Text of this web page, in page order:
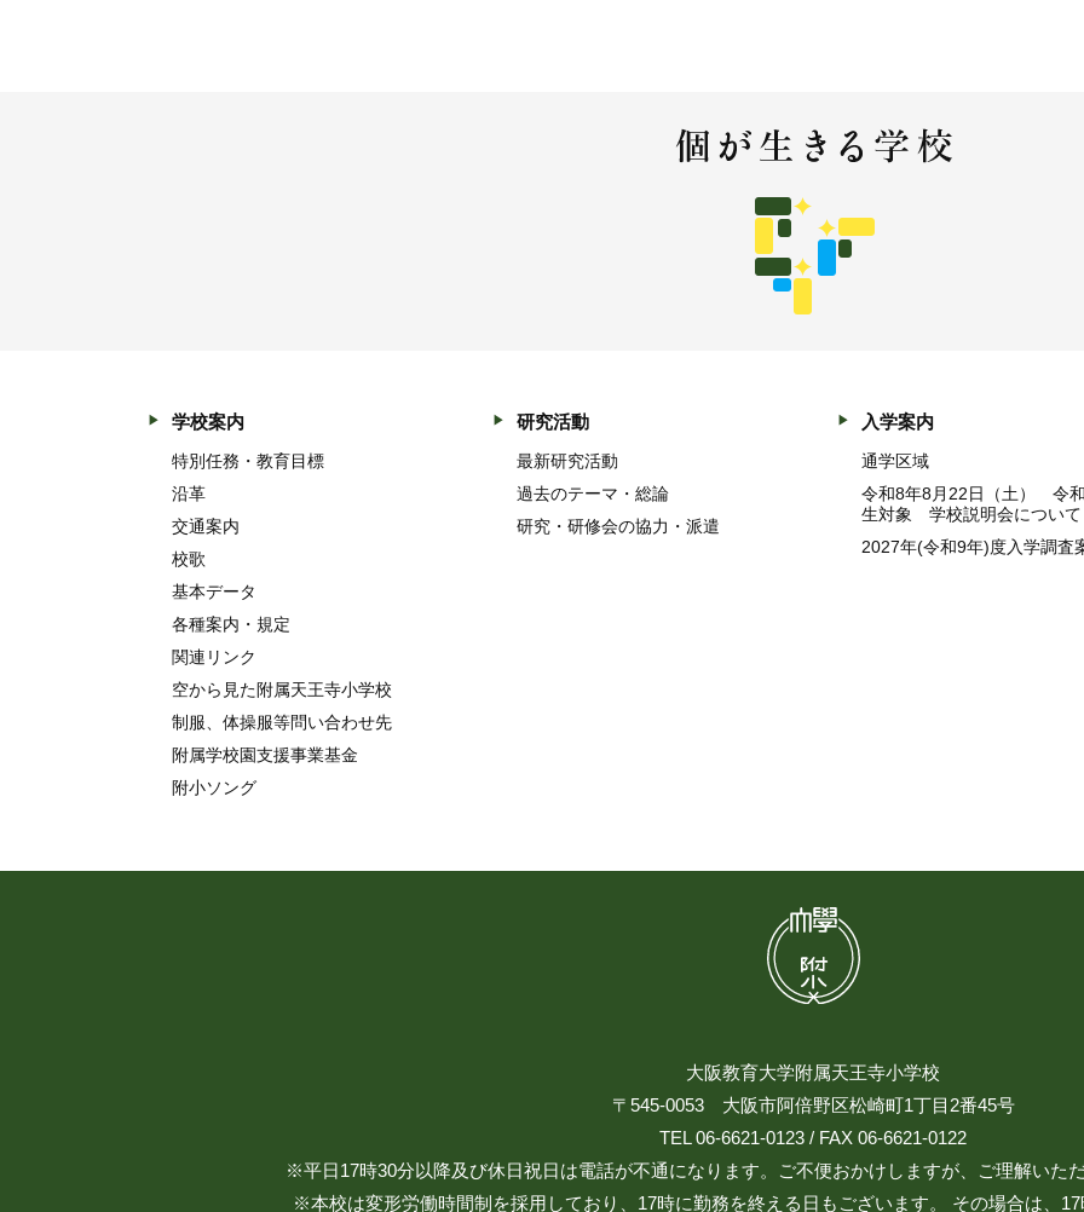
学校案内
特別任務・教育目標
沿革
交通案内
校歌
基本データ
各種案内・規定
関連リンク
空から見た附属天王寺小学校
制服、体操服等問い合わせ先
附属学校園支援事業基金
附小ソング
研究活動
最新研究活動
過去のテーマ・総論
研究・研修会の協力・派遣
入学案内
通学区域
令和8年8月22日（土） 令
生対象 学校説明会について
2027年(令和9年)度入学調査
大阪教育大学附属天王寺小学校
〒545-0053 大阪市阿倍野区松崎町1丁目2番45号
TEL 06-6621-0123 / FAX 06-6621-0122
※平日17時30分以降及び休日祝日は電話が不通になります。ご不便おかけしますが、ご理解いた
※本校は変形労働時間制を採用しており、17時に勤務を終える日もございます。 その場合は、